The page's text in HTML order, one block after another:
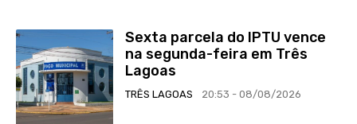
Sexta parcela do IPTU vence
na segunda-feira em Três
Lagoas
TRÊS LAGOAS 20:53 - 08/08/2026